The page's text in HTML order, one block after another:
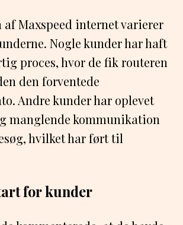
Maxspeed internet varierer
Nogle kunder har haft
proces, hvor de fik routeren
den forventede
Andre kunder har oplevet
manglende kommunikation
hvilket har ført til
for kunder